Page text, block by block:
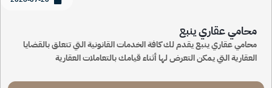
محامي عقاري ينبع
محامي عقاري ينبع يقدم لك كافة الخدمات القانونية التي تتعلق بالقضايا
العقارية التي يمكن التعرض لها أثناء قيامك بالتعاملات العقارية